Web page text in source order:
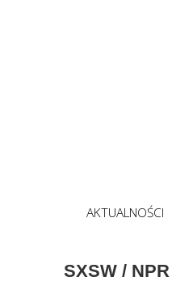
AKTUALNOŚCI
SXSW / NPR